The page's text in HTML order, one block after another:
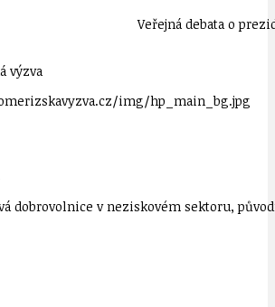
Veřejná debata o
výzva
dobrovolnice v neziskovém sektoru,